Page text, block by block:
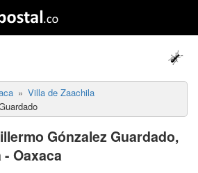
Villa de Zaachila
Gónzalez Guardado,
Oaxaca